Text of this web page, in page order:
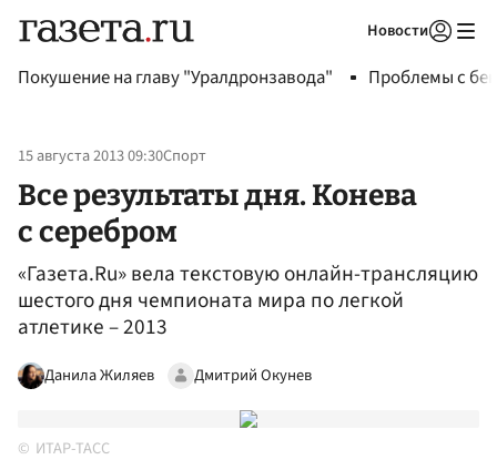
Новости
Покушение на главу "Уралдронзавода" Проблемы с
15 августа 2013 09:30Спорт
Все результаты дня. Конева
с серебром
«Газета.Ru» вела текстовую онлайн-трансляцию
шестого дня чемпионата мира по легкой
атлетике – 2013
Данила Жиляев Дмитрий Окунев
ИТАР-ТАСС